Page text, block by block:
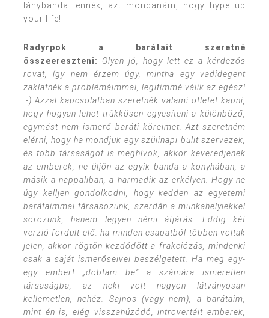
lánybanda lennék, azt mondanám, hogy hype up
your life!
Radyrpok a barátait szeretné
összeereszteni:
Olyan jó, hogy lett ez a kérdezős
rovat, így nem érzem úgy, mintha egy vadidegent
zaklatnék a problémáimmal, legitimmé válik az egész!
:-) Azzal kapcsolatban szeretnék valami ötletet kapni,
hogy hogyan lehet trükkösen egyesíteni a különböző,
egymást nem ismerő baráti köreimet. Azt szeretném
elérni, hogy ha mondjuk egy szülinapi bulit szervezek,
és több társaságot is meghívok, akkor keveredjenek
az emberek, ne üljön az egyik banda a konyhában, a
másik a nappaliban, a harmadik az erkélyen. Hogy ne
úgy kelljen gondolkodni, hogy kedden az egyetemi
barátaimmal társasozunk, szerdán a munkahelyiekkel
sörözünk, hanem legyen némi átjárás. Eddig két
verzió fordult elő: ha minden csapatból többen voltak
jelen, akkor rögtön kezdődött a frakciózás, mindenki
csak a saját ismerőseivel beszélgetett. Ha meg egy-
egy embert „dobtam be” a számára ismeretlen
társaságba, az neki volt nagyon látványosan
kellemetlen, nehéz. Sajnos (vagy nem), a barátaim,
mint én is, elég visszahúzódó, introvertált emberek,